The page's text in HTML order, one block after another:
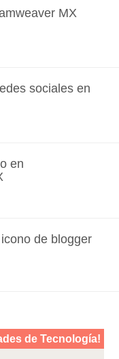
MX
sociales en
en
de blogger